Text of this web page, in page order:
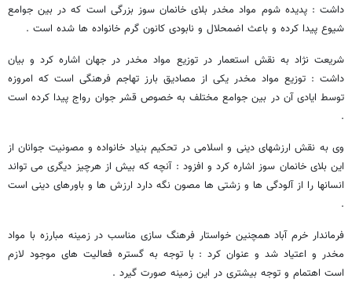
داشت : پدیده شوم مواد مخدر بلای خانمان سوز بزرگی است که در بین جوامع
شیوع پیدا کرده و باعث اضمحلال و نابودی کانون گرم خانواده ها شده است .
شریعت نژاد به نقش استعمار در توزیع مواد مخدر در جهان اشاره کرد و بیان
داشت : توزیع مواد مخدر یکی از مصادیق بارز تهاجم فرهنگی است که امروزه
توسط ایادی آن در بین جوامع مختلف به خصوص قشر جوان رواج پیدا کرده است
.
وی به نقش ارزشهای دینی و اسلامی در تحکیم بنیاد خانواده و مصونیت جوانان از
این بلای خانمان سوز اشاره کرد و افزود : آنچه که بیش از هرچیز دیگری می تواند
انسانها را از آلودگی ها و زشتی ها مصون نگه دارد ارزش ها و باورهای دینی است
.
فرماندار خرم آباد همچنین خواستار فرهنگ سازی مناسب در زمینه مبارزه با مواد
مخدر و اعتیاد شد و عنوان کرد : با توجه به گستره فعالیت های موجود لازم
است اهتمام و توجه بیشتری در این زمینه صورت گیرد .